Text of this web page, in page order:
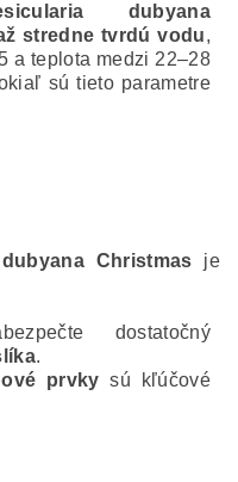
dubyana
stredne tvrdú vodu,
a teplota medzi 22–28
sú tieto parametre
Christmas je
dostatočný
.
prvkysú kľúčové